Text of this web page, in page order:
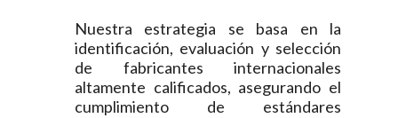
Nuestra estrategia se basa en la
identificación, evaluación y selección
de fabricantes internacionales
altamente calificados, asegurando el
cumplimiento de estándares